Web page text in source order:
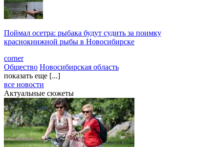
Поймал осетра: рыбака будут судить за поимку
краснокнижной рыбы в Новосибирске
corner
Общество Новосибирская область
показать еще [...]
все новости
Актуальные сюжеты